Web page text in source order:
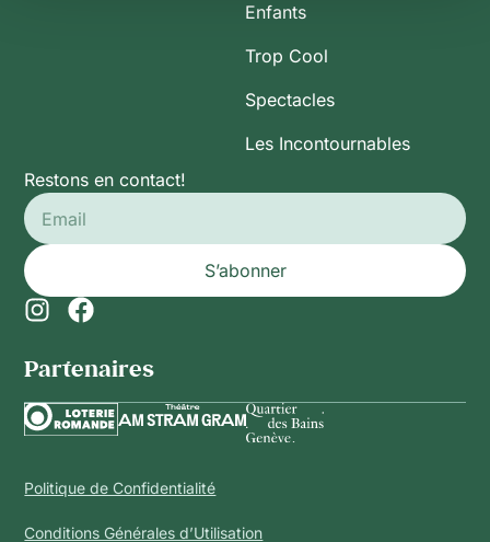
Enfants
Trop Cool
Spectacles
Les Incontournables
Restons en contact!
S’abonner
Partenaires​
Politique de Confidentialité
Conditions Générales d’Utilisation